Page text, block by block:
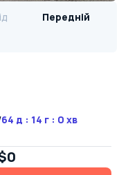
Передній
64 д : 14 г : 0 хв